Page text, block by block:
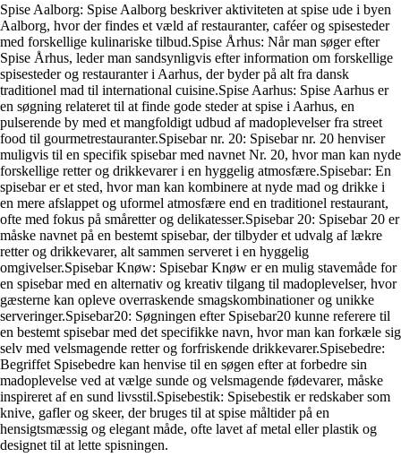
Spise Aalborg: Spise Aalborg beskriver aktiviteten at spise ude i byen
Aalborg, hvor der findes et væld af restauranter, caféer og spisesteder
med forskellige kulinariske tilbud.Spise Århus: Når man søger efter
Spise Århus, leder man sandsynligvis efter information om forskellige
spisesteder og restauranter i Aarhus, der byder på alt fra dansk
traditionel mad til international cuisine.Spise Aarhus: Spise Aarhus er
en søgning relateret til at finde gode steder at spise i Aarhus, en
pulserende by med et mangfoldigt udbud af madoplevelser fra street
food til gourmetrestauranter.Spisebar nr. 20: Spisebar nr. 20 henviser
muligvis til en specifik spisebar med navnet Nr. 20, hvor man kan nyde
forskellige retter og drikkevarer i en hyggelig atmosfære.Spisebar: En
spisebar er et sted, hvor man kan kombinere at nyde mad og drikke i
en mere afslappet og uformel atmosfære end en traditionel restaurant,
ofte med fokus på småretter og delikatesser.Spisebar 20: Spisebar 20 er
måske navnet på en bestemt spisebar, der tilbyder et udvalg af lækre
retter og drikkevarer, alt sammen serveret i en hyggelig
omgivelser.Spisebar Knøw: Spisebar Knøw er en mulig stavemåde for
en spisebar med en alternativ og kreativ tilgang til madoplevelser, hvor
gæsterne kan opleve overraskende smagskombinationer og unikke
serveringer.Spisebar20: Søgningen efter Spisebar20 kunne referere til
en bestemt spisebar med det specifikke navn, hvor man kan forkæle sig
selv med velsmagende retter og forfriskende drikkevarer.Spisebedre:
Begriffet Spisebedre kan henvise til en søgen efter at forbedre sin
madoplevelse ved at vælge sunde og velsmagende fødevarer, måske
inspireret af en sund livsstil.Spisebestik: Spisebestik er redskaber som
knive, gafler og skeer, der bruges til at spise måltider på en
hensigtsmæssig og elegant måde, ofte lavet af metal eller plastik og
designet til at lette spisningen.